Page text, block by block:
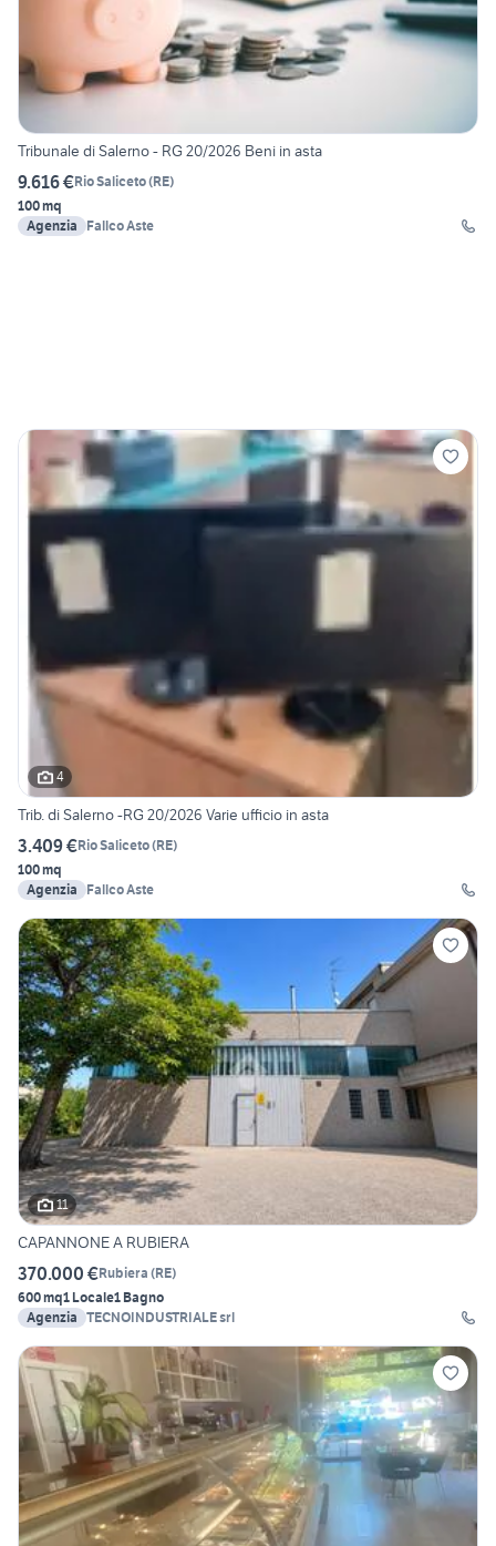
Tribunale di Salerno - RG 20/2026 Beni in asta
9.616 €Rio Saliceto(RE)
100 mq
Agenzia
Fallco Aste
4
Trib. di Salerno -RG 20/2026 Varie ufficio in asta
3.409 €Rio Saliceto(RE)
100 mq
Agenzia
Fallco Aste
11
CAPANNONE A RUBIERA
370.000 €Rubiera (RE)
600 mq1 Locale1 Bagno
Agenzia TECNOINDUSTRIALE srl